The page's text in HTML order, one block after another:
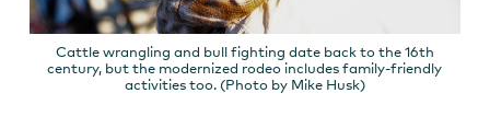
Cattle wrangling and bull fighting date back to the 16th
century, but the modernized rodeo includes family-friendly
activities too. (Photo by Mike Husk)